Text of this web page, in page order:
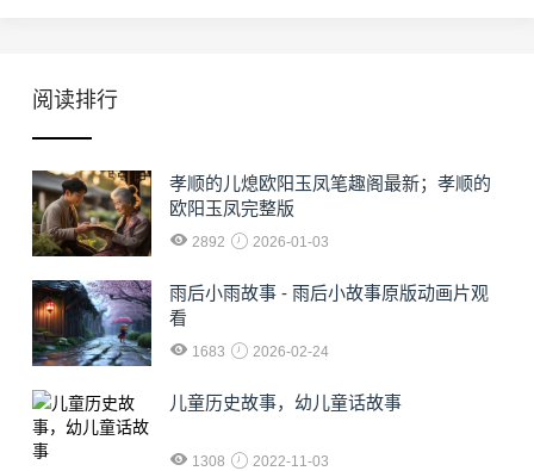
阅读排行
孝顺的儿熄欧阳玉凤笔趣阁最新；孝顺的
欧阳玉凤完整版
2892 2026-01-03
雨后小雨故事 - 雨后小故事原版动画片观
看
1683 2026-02-24
儿童历史故事，幼儿童话故事
1308 2022-11-03